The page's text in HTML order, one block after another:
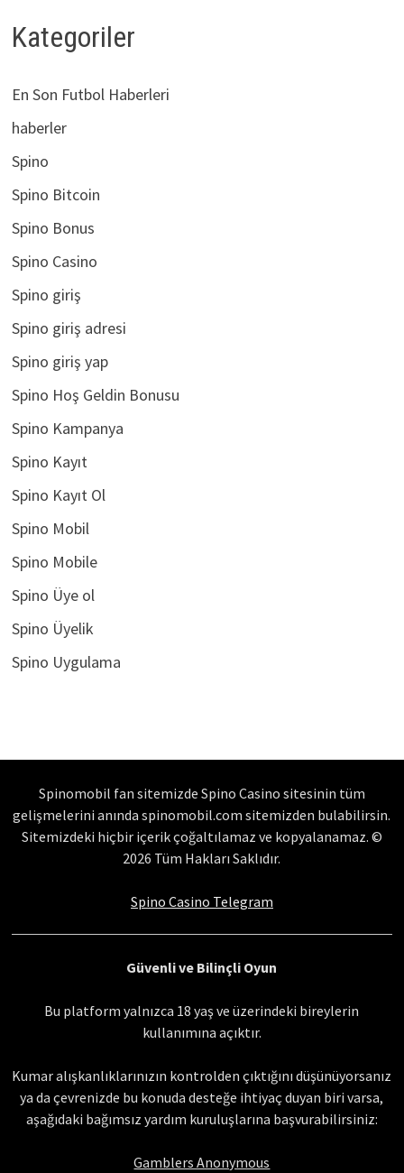
Kategoriler
En Son Futbol Haberleri
haberler
Spino
Spino Bitcoin
Spino Bonus
Spino Casino
Spino giriş
Spino giriş adresi
Spino giriş yap
Spino Hoş Geldin Bonusu
Spino Kampanya
Spino Kayıt
Spino Kayıt Ol
Spino Mobil
Spino Mobile
Spino Üye ol
Spino Üyelik
Spino Uygulama
Spinomobil fan sitemizde Spino Casino sitesinin tüm
gelişmelerini anında spinomobil.com sitemizden bulabilirsin.
Sitemizdeki hiçbir içerik çoğaltılamaz ve kopyalanamaz. ©
2026 Tüm Hakları Saklıdır.
Spino Casino Telegram
Güvenli ve Bilinçli Oyun
Bu platform yalnızca 18 yaş ve üzerindeki bireylerin
kullanımına açıktır.
Kumar alışkanlıklarınızın kontrolden çıktığını düşünüyorsanız
ya da çevrenizde bu konuda desteğe ihtiyaç duyan biri varsa,
aşağıdaki bağımsız yardım kuruluşlarına başvurabilirsiniz:
Gamblers Anonymous